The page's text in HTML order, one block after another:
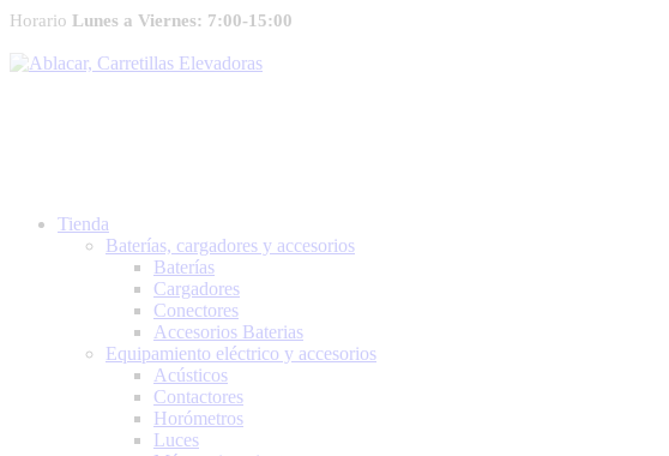
Horario Lunes a Viernes: 7:00-15:00
Tienda
Baterías, cargadores y accesorios
Baterías
Cargadores
Conectores
Accesorios Baterias
Equipamiento eléctrico y accesorios
Acústicos
Contactores
Horómetros
Luces